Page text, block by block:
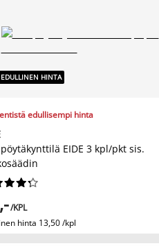
HINTA
edullisempi hinta
pöytäkynttilä EIDE 3 kpl/pkt sis.




/KPL
hinta 13,50 /kpl